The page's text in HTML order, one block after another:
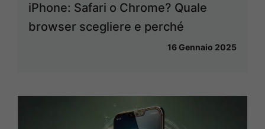
iPhone: Safari o Chrome? Quale
browser scegliere e perché
16 Gennaio 2025